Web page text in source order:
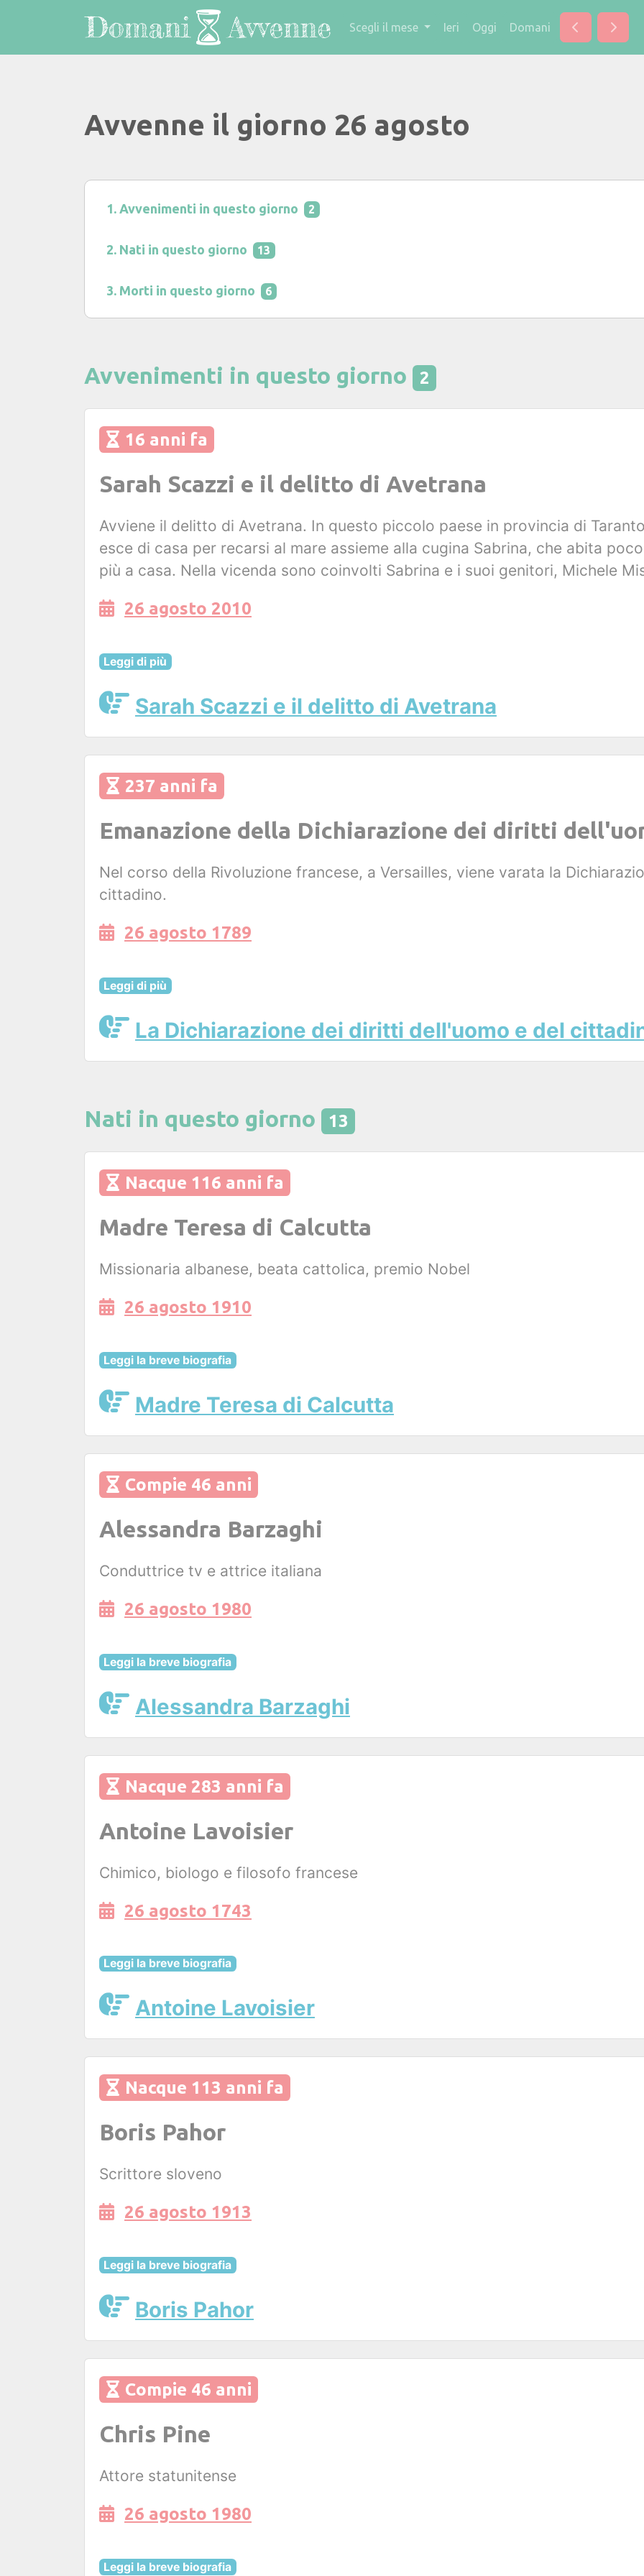
Scegli il mese Ieri Oggi Domani
Avvenne il giorno 26 agosto
Avvenimenti in questo giorno 2
Nati in questo giorno 13
Morti in questo giorno 6
Avvenimenti in questo giorno 2
16 anni fa
Sarah Scazzi e il delitto di Avetrana
Avviene il delitto di Avetrana. In questo piccolo paese in provincia di
esce di casa per recarsi al mare assieme alla cugina Sabrina, che abita
più a casa. Nella vicenda sono coinvolti Sabrina e i suoi genitori, Michele
26 agosto 2010
Leggi di più
Sarah Scazzi e il delitto di Avetrana
237 anni fa
Emanazione della Dichiarazione dei diritti
Nel corso della Rivoluzione francese, a Versailles, viene varata la
cittadino.
26 agosto 1789
Leggi di più
La Dichiarazione dei diritti dell'uomo e del
Nati in questo giorno 13
Nacque 116 anni fa
Madre Teresa di Calcutta
Missionaria albanese, beata cattolica, premio Nobel
26 agosto 1910
Leggi la breve biografia
Madre Teresa di Calcutta
Compie 46 anni
Alessandra Barzaghi
Conduttrice tv e attrice italiana
26 agosto 1980
Leggi la breve biografia
Alessandra Barzaghi
Nacque 283 anni fa
Antoine Lavoisier
Chimico, biologo e filosofo francese
26 agosto 1743
Leggi la breve biografia
Antoine Lavoisier
Nacque 113 anni fa
Boris Pahor
Scrittore sloveno
26 agosto 1913
Leggi la breve biografia
Boris Pahor
Compie 46 anni
Chris Pine
Attore statunitense
26 agosto 1980
Leggi la breve biografia